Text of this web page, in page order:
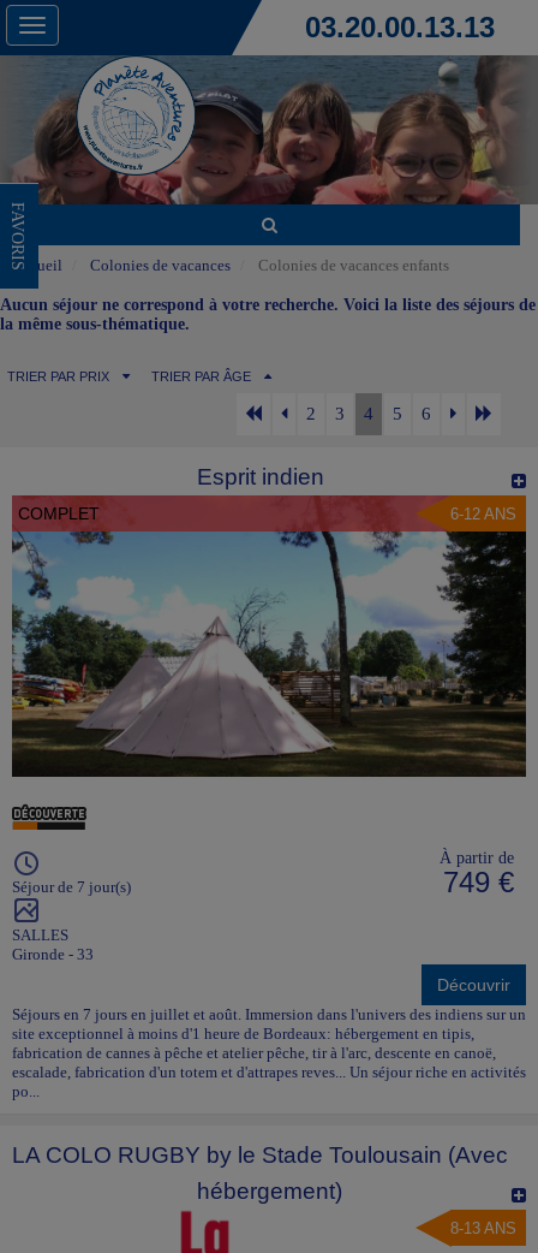
Toggle
navigation
03.20.00.13.13
FAVORIS
Accueil Colonies de vacances Colonies de vacances enfants
Aucun séjour ne correspond à votre recherche. Voici la liste des séjours de
la même sous-thématique.
TRIER PAR PRIX TRIER PAR ÂGE
2 3 4 5 6
Esprit indien
COMPLET 6-12 ANS
Séjour de 7 jour(s)
SALLES
Gironde - 33
À partir de
749 €
Découvrir
Séjours en 7 jours en juillet et août. Immersion dans l'univers des indiens sur un
site exceptionnel à moins d'1 heure de Bordeaux: hébergement en tipis,
fabrication de cannes à pêche et atelier pêche, tir à l'arc, descente en canoë,
escalade, fabrication d'un totem et d'attrapes reves... Un séjour riche en activités
po...
LA COLO RUGBY by le Stade Toulousain (Avec
hébergement)
8-13 ANS